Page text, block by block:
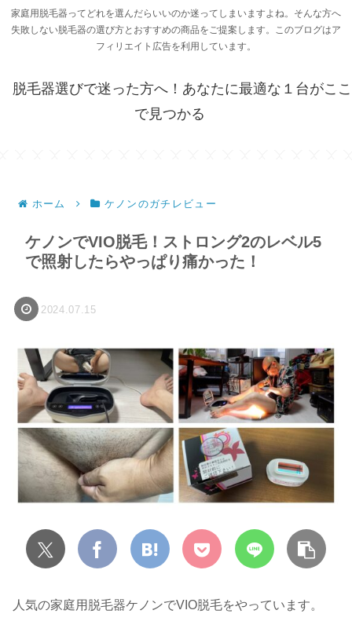
家庭用脱毛器ってどれを選んだらいいのか迷ってしまいますよね。そんな方へ
失敗しない脱毛器の選び方とおすすめの商品をご提案します。このブログはア
フィリエイト広告を利用しています。
脱毛器選びで迷った方へ！あなたに最適な１台がここ
で見つかる
ホーム ケノンのガチレビュー
ケノンでVIO脱毛！ストロング2のレベル5
で照射したらやっぱり痛かった！
2024.07.15
人気の家庭用脱毛器ケノンでVIO脱毛をやっています。